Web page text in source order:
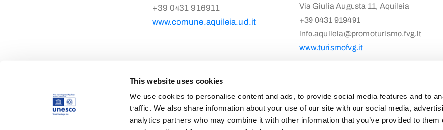
This website uses cookies
We use cookies to personalise content and ads, to provide social media features and to
traffic. We also share information about your use of our site with our social media,
analytics partners who may combine it with other information that you’ve provided to them
+39 0431 916911
www.comune.aquileia.ud.it
Via Giulia Augusta 11, Aquileia
+39 0431 919491
info.aquileia@promoturismo.fvg.it
www.turismofvg.it